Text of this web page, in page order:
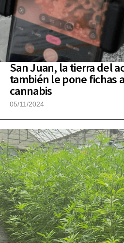
San Juan, la tierra del
también le pone fichas
cannabis
05/11/2024